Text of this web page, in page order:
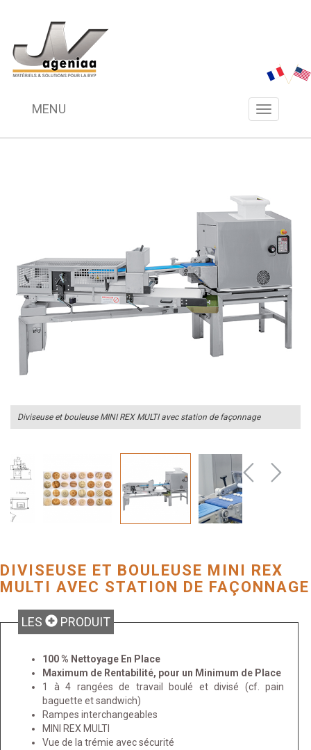
Menu
navigation
MENU
Diviseuse et bouleuse MINI REX MULTI avec station de façonnage
DIVISEUSE ET BOULEUSE MINI REX
MULTI AVEC STATION DE FAÇONNAGE
LES PRODUIT
100 % Nettoyage En Place
Maximum de Rentabilité, pour un Minimum de Place
1 à 4 rangées de travail boulé et divisé (cf. pain
baguette et sandwich)
Rampes interchangeables
MINI REX MULTI
Vue de la trémie avec sécurité